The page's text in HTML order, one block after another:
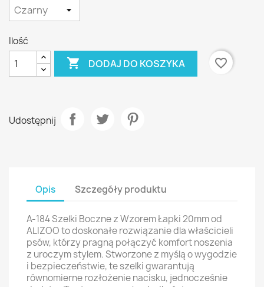
Ilość
 DODAJ DO KOSZYKA favorite_border
Udostępnij
Opis Szczegóły produktu
A-184 Szelki Boczne z Wzorem Łapki 20mm od
ALIZOO to doskonałe rozwiązanie dla właścicieli
psów, którzy pragną połączyć komfort noszenia
z uroczym stylem. Stworzone z myślą o wygodzie
i bezpieczeństwie, te szelki gwarantują
równomierne rozłożenie nacisku, jednocześnie